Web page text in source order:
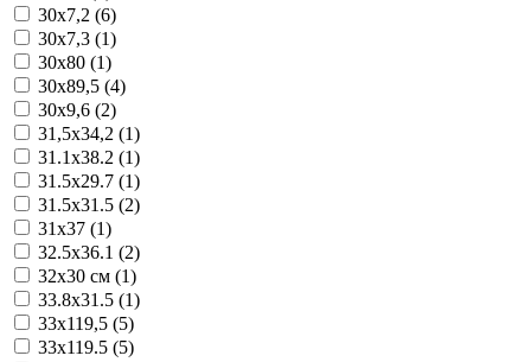
30x7,2 (6)
30x7,3 (1)
30x80 (1)
30x89,5 (4)
30x9,6 (2)
31,5x34,2 (1)
31.1x38.2 (1)
31.5x29.7 (1)
31.5x31.5 (2)
31x37 (1)
32.5x36.1 (2)
32x30 см (1)
33.8x31.5 (1)
33x119,5 (5)
33x119.5 (5)